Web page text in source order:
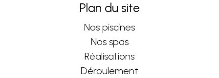
Plan du site
Nos piscines
Nos spas
Réalisations
Déroulement